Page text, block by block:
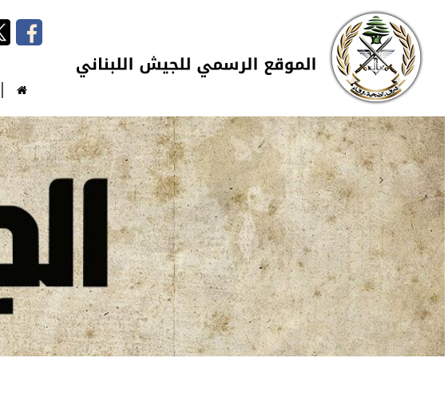
تجاوز إلى المحتوى الرئيسي
Skip to navigation